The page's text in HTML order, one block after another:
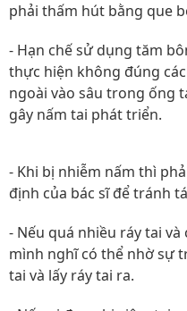
phải thấm hút bằng que
- Hạn chế sử dụng tăm
thực hiện không đúng
ngoài vào sâu trong ống
gây nấm tai phát triển.
- Khi bị nhiễm nấm thì
định của bác sĩ để tránh
- Nếu quá nhiều ráy tai
mình nghĩ có thể nhờ sự
tai và lấy ráy tai ra.